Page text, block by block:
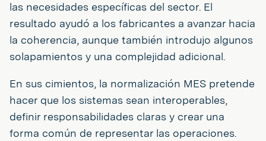
las necesidades específicas del sector. El
resultado ayudó a los fabricantes a avanzar hacia
la coherencia, aunque también introdujo algunos
solapamientos y una complejidad adicional.
En sus cimientos, la normalización MES pretende
hacer que los sistemas sean interoperables,
definir responsabilidades claras y crear una
forma común de representar las operaciones.